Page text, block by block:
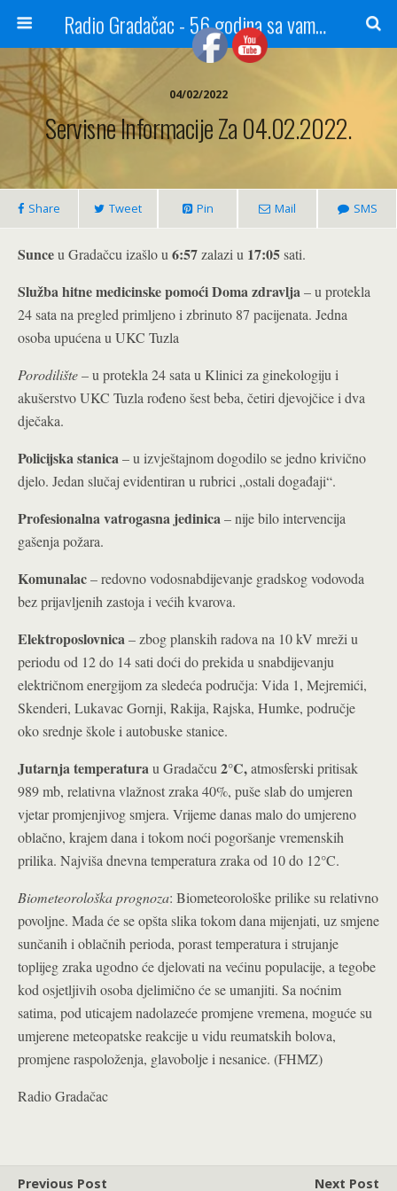
Radio Gradačac - 56 godina sa vama...
04/02/2022
Servisne Informacije Za 04.02.2022.
Share Tweet Pin Mail SMS
Sunceu Gradačcu izašlo u 6:57zalazi u 17:05sati.
Služba hitne medicinske pomoći Doma zdravlja– u protekla
24 sata na pregled primljeno i zbrinuto 87 pacijenata. Jedna
osoba upućena u UKC Tuzla
Porodilište– u protekla 24 sata u Klinici za ginekologiju i
akušerstvo UKC Tuzla rođeno šest beba, četiri djevojčice i dva
dječaka.
Policijska stanica– u izvještajnom dogodilo se jedno krivično
djelo. Jedan slučaj evidentiran u rubrici „ostali događaji“.
Profesionalna vatrogasna jedinica– nije bilo intervencija
gašenja požara.
Komunalac– redovno vodosnabdijevanje gradskog vodovoda
bez prijavljenih zastoja i većih kvarova.
Elektroposlovnica– zbog planskih radova na 10 kV mreži u
periodu od 12 do 14 sati doći do prekida u snabdijevanju
električnom energijom za sledeća područja: Vida 1, Mejremići,
Skenderi, Lukavac Gornji, Rakija, Rajska, Humke, područje
oko srednje škole i autobuske stanice.
Jutarnja temperaturau Gradačcu 2°C,atmosferski pritisak
989 mb, relativna vlažnost zraka 40%, puše slab do umjeren
vjetar promjenjivog smjera. Vrijeme danas malo do umjereno
oblačno, krajem dana i tokom noći pogoršanje vremenskih
prilika. Najviša dnevna temperatura zraka od 10 do 12°C.
Biometeorološka prognoza: Biometeorološke prilike su relativno
povoljne. Mada će se opšta slika tokom dana mijenjati, uz smjene
sunčanih i oblačnih perioda, porast temperatura i strujanje
toplijeg zraka ugodno će djelovati na većinu populacije, a tegobe
kod osjetljivih osoba djelimično će se umanjiti. Sa noćnim
satima, pod uticajem nadolazeće promjene vremena, moguće su
umjerene meteopatske reakcije u vidu reumatskih bolova,
promjene raspoloženja, glavobolje i nesanice. (FHMZ)
Radio Gradačac
Previous Post Next Post